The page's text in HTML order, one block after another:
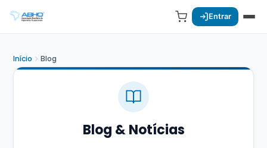
Entrar
Início Blog
Blog & Notícias